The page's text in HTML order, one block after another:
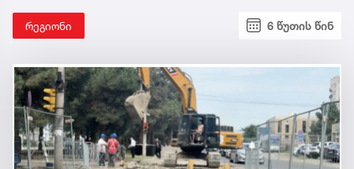
რეგიონი 6 წუთის წინ